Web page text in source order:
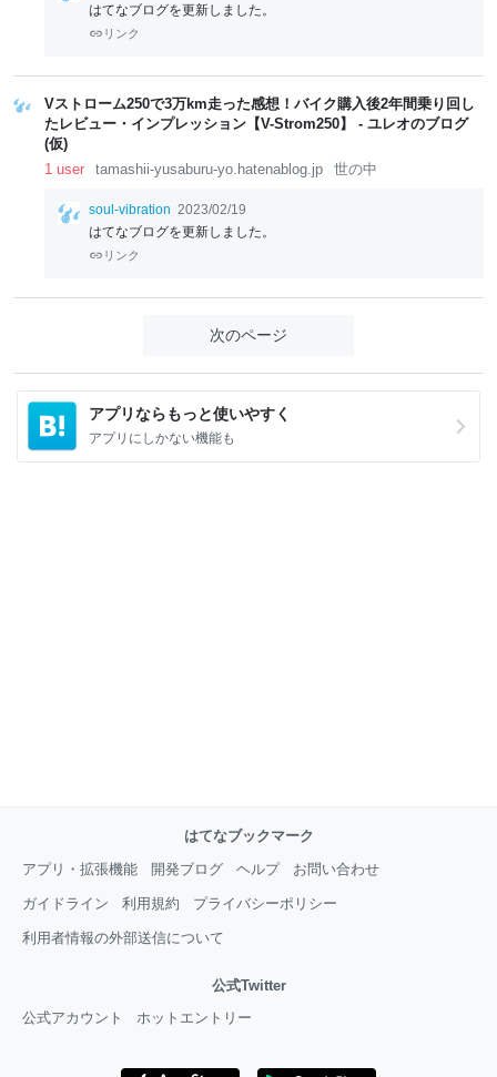
はてなブログを更新しました。
リンク
Vストローム250で3万km走った感想！バイク購入後2年間乗り回し
たレビュー・インプレッション【V-Strom250】 - ユレオのブログ
(仮)
1 user
tamashii-yusaburu-yo.hatenablog.jp 世の中
soul-vibration 2023/02/19
はてなブログを更新しました。
リンク
次のページ
アプリならもっと使いやすく
アプリにしかない機能も
はてなブックマーク
アプリ・拡張機能
開発ブログ ヘルプ お問い合わせ
ガイドライン 利用規約 プライバシーポリシー
利用者情報の外部送信について
公式Twitter
公式アカウント
ホットエントリー